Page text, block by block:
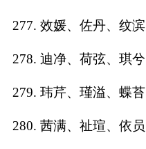
277. 效媛、佐丹、纹滨
278. 迪净、荷弦、琪兮
279. 玮芹、瑾溢、蝶苔
280. 茜满、祉瑄、依员